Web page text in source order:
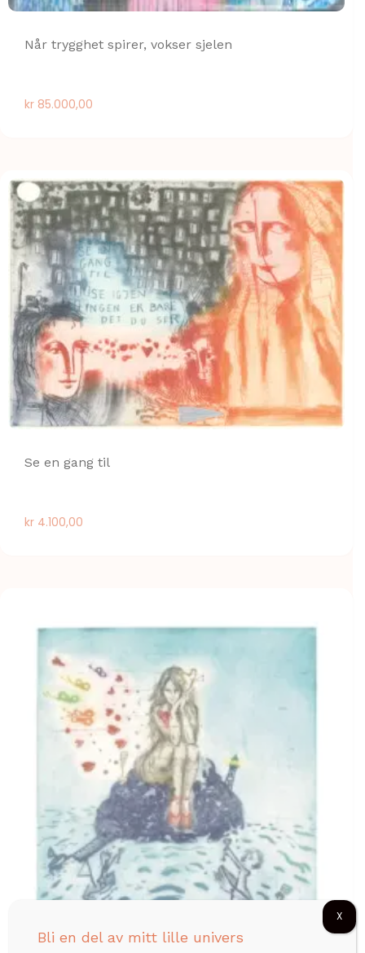
Når trygghet spirer, vokser sjelen
kr 85.000,00
Se en gang til
kr 4.100,00
Bli en del av mitt lille univers
X